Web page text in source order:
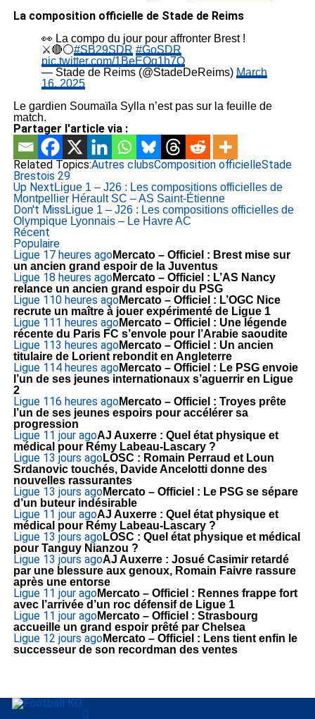
La composition officielle de Stade de Reims
👀 La compo du jour pour affronter Brest !
⚔️🔴⚪️#SB29SDR #GoSDR
pic.twitter.com/1BeEQg1h7Q
— Stade de Reims (@StadeDeReims) March
16, 2025
Le gardien Soumaïla Sylla n’est pas sur la feuille de
match.
Partager l'article via :
Related Topics:Autres clubsComposition officielleStade
Brestois 29
Up Next Ligue 1 – J26 : Les compositions officielles de
Montpellier Hérault SC – AS Saint-Étienne
Don't Miss Ligue 1 – J26 : Les compositions officielles de
Olympique Lyonnais – Le Havre AC
Récent
Populaire
Ligue 17 heures agoMercato – Officiel : Brest mise sur
un ancien grand espoir de la Juventus
Ligue 18 heures agoMercato – Officiel : L’AS Nancy
relance un ancien grand espoir du PSG
Ligue 110 heures agoMercato – Officiel : L’OGC Nice
recrute un maître à jouer expérimenté de Ligue 1
Ligue 111 heures agoMercato – Officiel : Une légende
récente du Paris FC s’envole pour l’Arabie saoudite
Ligue 113 heures agoMercato – Officiel : Un ancien
titulaire de Lorient rebondit en Angleterre
Ligue 114 heures agoMercato – Officiel : Le PSG envoie
l’un de ses jeunes internationaux s’aguerrir en Ligue
2
Ligue 116 heures agoMercato – Officiel : Troyes prête
l’un de ses jeunes espoirs pour accélérer sa
progression
Ligue 11 jour agoAJ Auxerre : Quel état physique et
médical pour Rémy Labeau-Lascary ?
Ligue 13 jours agoLOSC : Romain Perraud et Loun
Srdanovic touchés, Davide Ancelotti donne des
nouvelles rassurantes
Ligue 13 jours agoMercato – Officiel : Le PSG se sépare
d’un buteur indésirable
Ligue 11 jour agoAJ Auxerre : Quel état physique et
médical pour Rémy Labeau-Lascary ?
Ligue 13 jours agoLOSC : Quel état physique et médical
pour Tanguy Nianzou ?
Ligue 13 jours agoAJ Auxerre : Josué Casimir retardé
par une blessure aux genoux, Romain Faivre rassure
après une entorse
Ligue 11 jour agoMercato – Officiel : Rennes frappe fort
avec l’arrivée d’un roc défensif de Ligue 1
Ligue 11 jour agoMercato – Officiel : Strasbourg
accueille un grand espoir prêté par Chelsea
Ligue 12 jours agoMercato – Officiel : Lens tient enfin le
successeur de son recordman des ventes